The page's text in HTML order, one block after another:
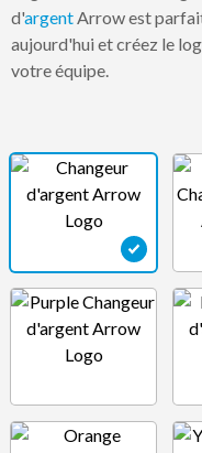
d'argentArrow est
aujourd'hui et créez le
votre équipe.